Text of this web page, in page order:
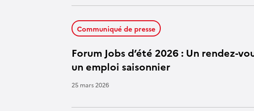
Forum Jobs d’été 2026 : Un rendez-
un emploi saisonnier
Communiqué de presse
25 mars 2026